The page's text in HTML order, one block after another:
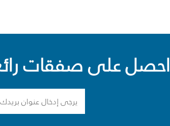
احصل على صفقات